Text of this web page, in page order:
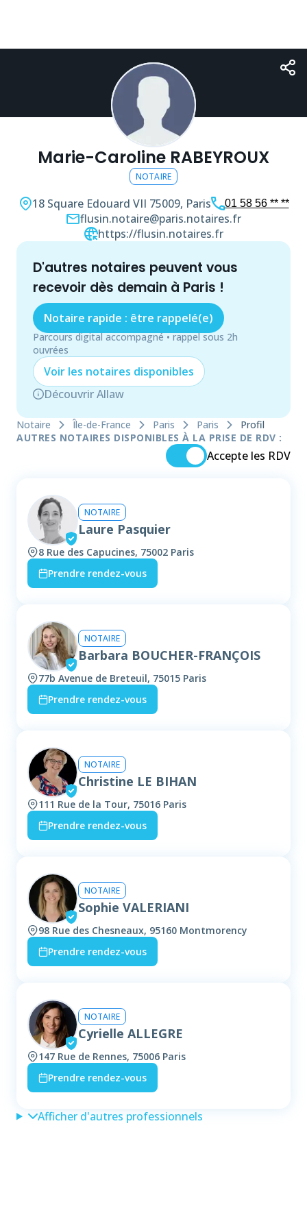
Marie-Caroline RABEYROUX
NOTAIRE
18 Square Edouard VII 75009, Paris 01 58 56 ** **
flusin.notaire@paris.notaires.fr
https://flusin.notaires.fr
d'autres notaires peuvent vous
recevoir dès demain à Paris !
Notaire rapide : être rappelé(e)
Parcours digital accompagné • rappel sous 2h
ouvrées
Voir les notaires disponibles
Découvrir Allaw
Notaire Île-de-France Paris Paris
Profil
AUTRES NOTAIRES DISPONIBLES À LA PRISE DE RDV :
Accepte les RDV
NOTAIRE
Laure Pasquier
8 Rue des Capucines, 75002 Paris
Prendre rendez-vous
NOTAIRE
Barbara BOUCHER-FRANÇOIS
77b Avenue de Breteuil, 75015 Paris
Prendre rendez-vous
NOTAIRE
Christine LE BIHAN
111 Rue de la Tour, 75016 Paris
Prendre rendez-vous
NOTAIRE
Sophie VALERIANI
98 Rue des Chesneaux, 95160 Montmorency
Prendre rendez-vous
NOTAIRE
Cyrielle ALLEGRE
147 Rue de Rennes, 75006 Paris
Prendre rendez-vous
Afficher d'autres professionnels